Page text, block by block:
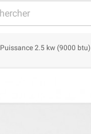
Puissance 2.5 kw (9000 btu)